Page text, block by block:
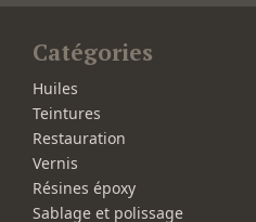
Catégories
Huiles
Teintures
Restauration
Vernis
Résines époxy
Sablage et polissage